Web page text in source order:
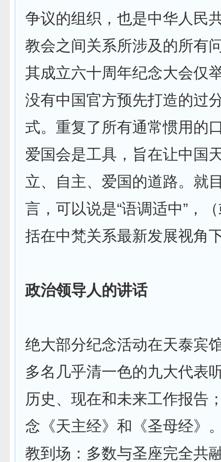
争议的组织，也是中华人民
教会之间关系所涉及的所有
其成立六十周年纪念大会仅
没有中国官方预先打造的过
式。重复了所有通常惯用的
爱国会是工具，旨在让中国
立、自主、爱国的道路。就
言，可以说是“语调适中”，
括在中梵关系最新发展视角
政治领导人的讲话
绝大部分纪念活动在天泰宾
多名几乎清一色的九大代表
历史、现在和未来工作报告
念《天主经》和《圣母经》
教到场：多数与圣座完全共